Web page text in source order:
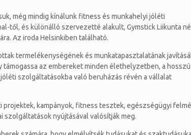
még mindig kínálunk fitness és munkahelyi jóléti
től, és különálló szervezetté alakult, Gymstick Liikunta
Az iroda Helsinkiben található.
termelékenységének és munkatapasztalatának
az embereket minden élethelyzetben, a
szolgáltatásokba való beruházás révén a vállalat
kampányok, fitness tesztek, egészségügyi
szolgáltatások nyújtásával valósítják meg.